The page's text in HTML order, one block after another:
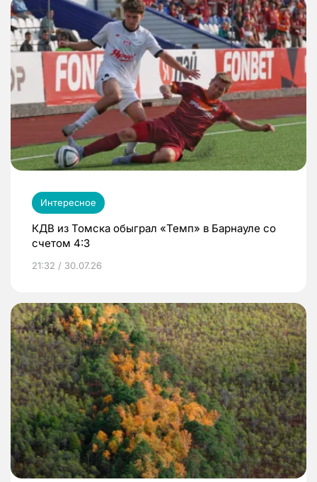
Интересное
КДВ из Томска обыграл «Темп» в Барнауле со
счетом 4:3
21:32 / 30.07.26